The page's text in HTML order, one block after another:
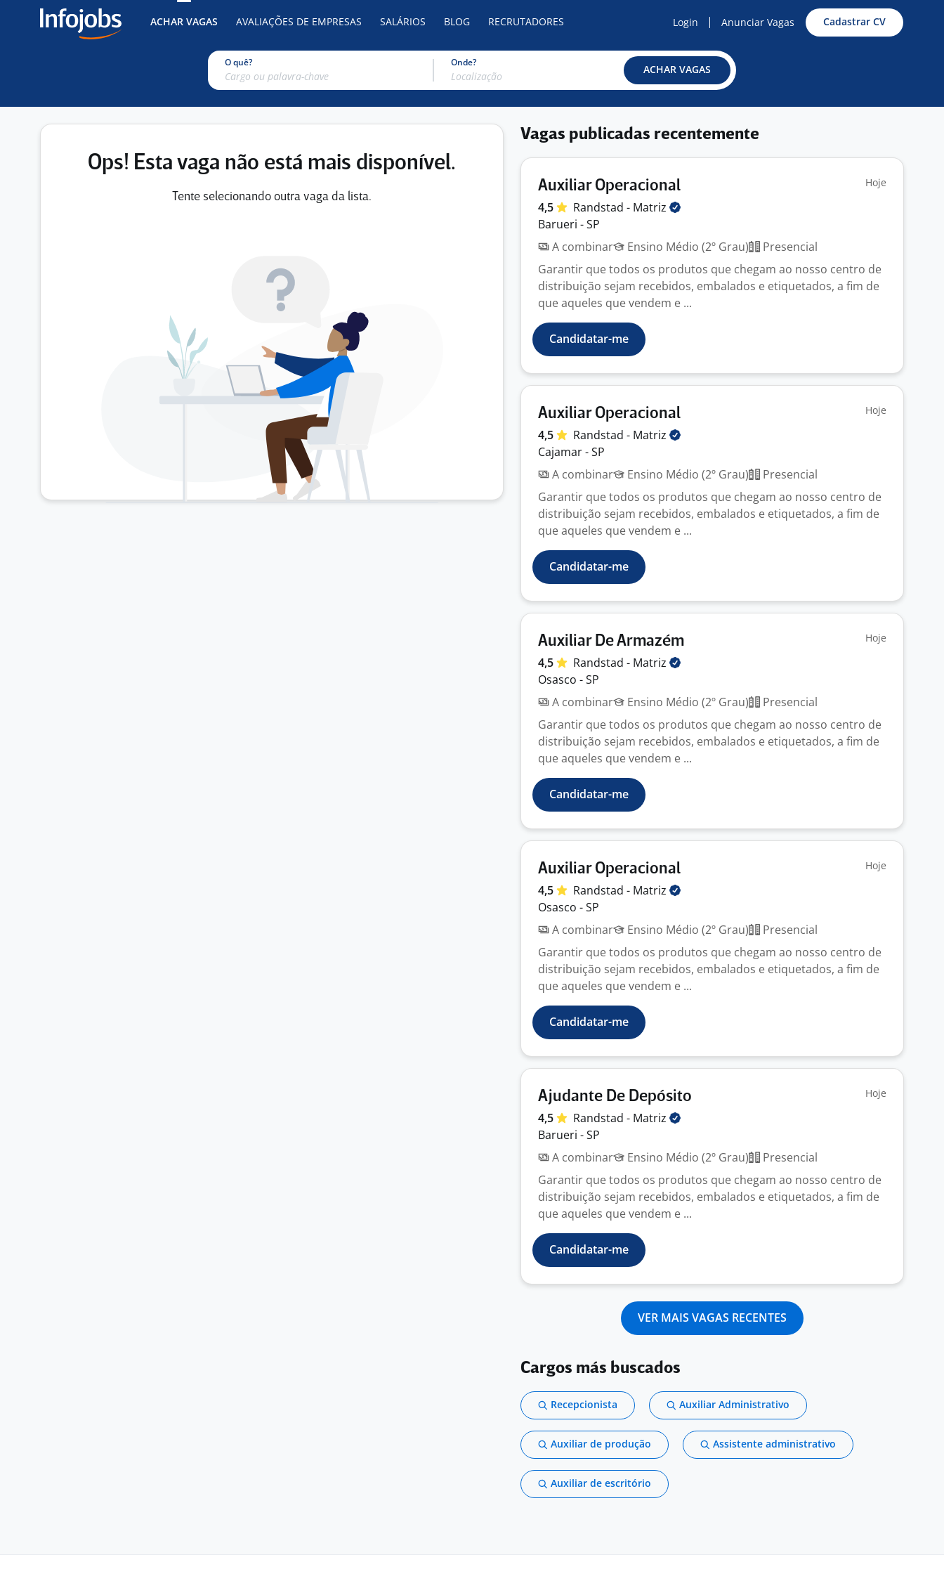
ACHAR VAGAS AVALIAÇÕES DE EMPRESAS SALÁRIOS BLOG RECRUTADORES Login Anunciar Vagas Cadastrar CV
O quê? Onde?
ACHAR VAGAS
Ops! Esta vaga não está mais disponível.
Tente selecionando outra vaga da lista.
Vagas publicadas recentemente
Auxiliar Operacional Hoje
4,5 Randstad - Matriz
Barueri - SP
A combinar
Ensino Médio (2º Grau)
Presencial
Garantir que todos os produtos que chegam ao nosso centro de
distribuição sejam recebidos, embalados e etiquetados, a fim de
que aqueles que vendem e ...
Candidatar-me
Auxiliar Operacional Hoje
4,5 Randstad - Matriz
Cajamar - SP
A combinar
Ensino Médio (2º Grau)
Presencial
Garantir que todos os produtos que chegam ao nosso centro de
distribuição sejam recebidos, embalados e etiquetados, a fim de
que aqueles que vendem e ...
Candidatar-me
Auxiliar De Armazém Hoje
4,5 Randstad - Matriz
Osasco - SP
A combinar
Ensino Médio (2º Grau)
Presencial
Garantir que todos os produtos que chegam ao nosso centro de
distribuição sejam recebidos, embalados e etiquetados, a fim de
que aqueles que vendem e ...
Candidatar-me
Auxiliar Operacional Hoje
4,5 Randstad - Matriz
Osasco - SP
A combinar
Ensino Médio (2º Grau)
Presencial
Garantir que todos os produtos que chegam ao nosso centro de
distribuição sejam recebidos, embalados e etiquetados, a fim de
que aqueles que vendem e ...
Candidatar-me
Ajudante De Depósito Hoje
4,5 Randstad - Matriz
Barueri - SP
A combinar
Ensino Médio (2º Grau)
Presencial
Garantir que todos os produtos que chegam ao nosso centro de
distribuição sejam recebidos, embalados e etiquetados, a fim de
que aqueles que vendem e ...
Candidatar-me
VER MAIS VAGAS RECENTES
Cargos más buscados
Recepcionista Auxiliar Administrativo
Auxiliar de produção Assistente administrativo
Auxiliar de escritório